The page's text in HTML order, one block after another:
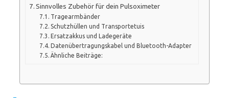
Sinnvolles Zubehör für dein Pulsoximeter
Tragearmbänder
Schutzhüllen und Transportetuis
Ersatzakkus und Ladegeräte
Datenübertragungskabel und Bluetooth-Adapter
Ähnliche Beiträge: